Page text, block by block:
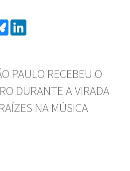
Bluesky
PAULO RECEBEU O
DURANTE A VIRADA
NA MÚSICA